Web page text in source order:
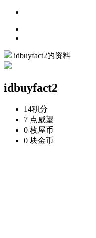
idbuyfact2的资料
idbuyfact2
14积分
7 点威望
0 枚屋币
0 块金币